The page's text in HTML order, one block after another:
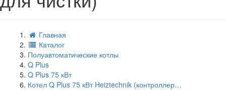
Главная
Каталог
Полуавтоматические котлы
Q Plus
Q Plus 75 кВт
Котел Q Plus 75 кВт Heiztechnik (контроллер…